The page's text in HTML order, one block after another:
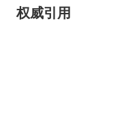
权威引用